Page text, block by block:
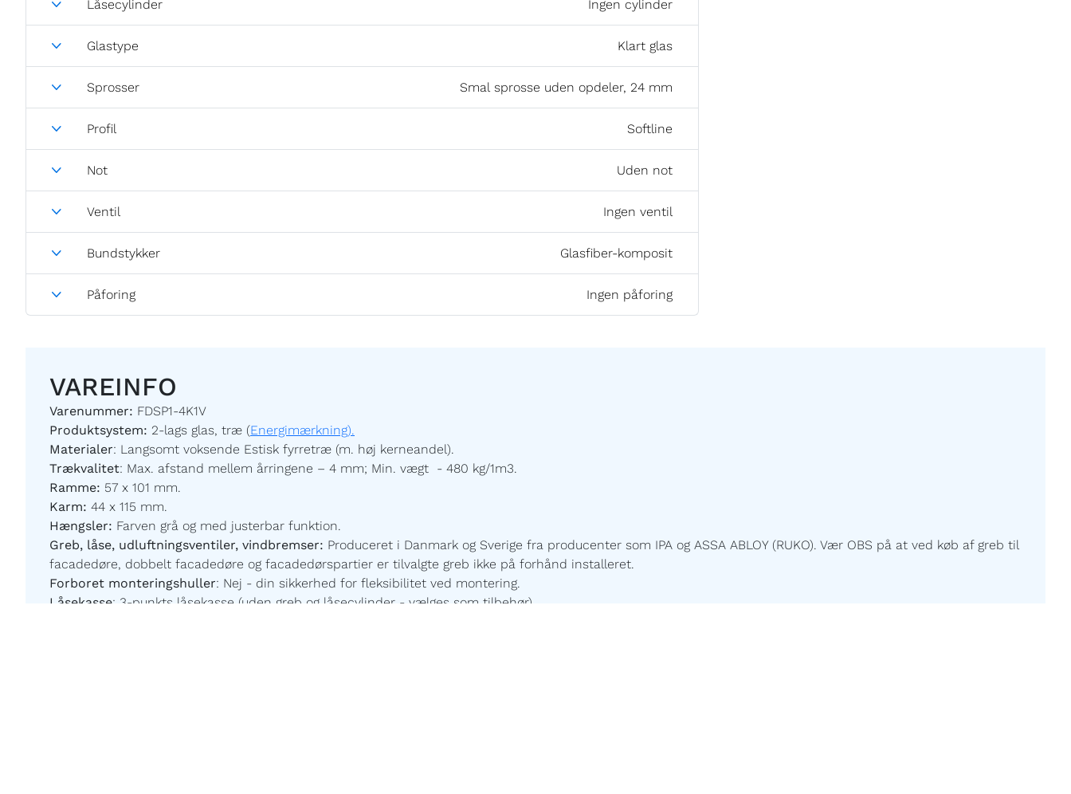
Låsecylinder Ingen cylinder
Glastype Klart glas
Sprosser Smal sprosse uden opdeler, 24 mm
Profil Softline
Not Uden not
Ventil Ingen ventil
Bundstykker Glasfiber-komposit
Påforing Ingen påforing
VAREINFO
Varenummer: FDSP1-4K1V
Produktsystem: 2-lags glas, træ (Energimærkning).
Materialer: Langsomt voksende Estisk fyrretræ (m. høj kerneandel).
Trækvalitet: Max. afstand mellem årringene – 4 mm; Min. vægt - 480 kg/1m3.
Ramme: 57 x 101 mm.
Karm: 44 x 115 mm.
Hængsler: Farven grå og med justerbar funktion.
Greb, låse, udluftningsventiler, vindbremser: Produceret i Danmark og Sverige fra producenter som IPA og ASSA ABLOY (RUKO). Vær OBS på at ved køb af greb til
facadedøre, dobbelt facadedøre og facadedørspartier er tilvalgte greb ikke på forhånd installeret.
Forboret monteringshuller: Nej - din sikkerhed for fleksibilitet ved montering.
Låsekasse: 3-punkts låsekasse (uden greb og låsecylinder - vælges som tilbehør).